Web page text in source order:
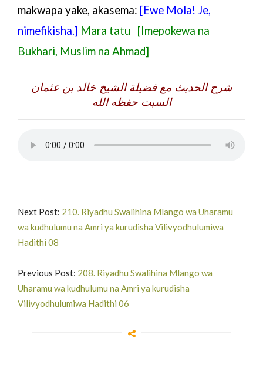
makwapa yake, akasema: [Ewe Mola! Je,
nimefikisha.] Mara tatu
[Imepokewa na
Bukhari, Muslim na Ahmad]
شرح الحديث مع فضيلة الشيخ خالد بن عثمان
السبت حفظه الله
Next Post: 210. Riyadhu Swalihina Mlango wa Uharamu
wa kudhulumu na Amri ya kurudisha Vilivyodhulumiwa
Hadithi 08
Previous Post: 208. Riyadhu Swalihina Mlango wa
Uharamu wa kudhulumu na Amri ya kurudisha
Vilivyodhulumiwa Hadithi 06